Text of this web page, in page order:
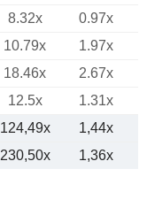
8.32x
0.97x
10.79x
1.97x
18.46x
2.67x
12.5x
1.31x
124,49x
1,44x
230,50x 1,36x